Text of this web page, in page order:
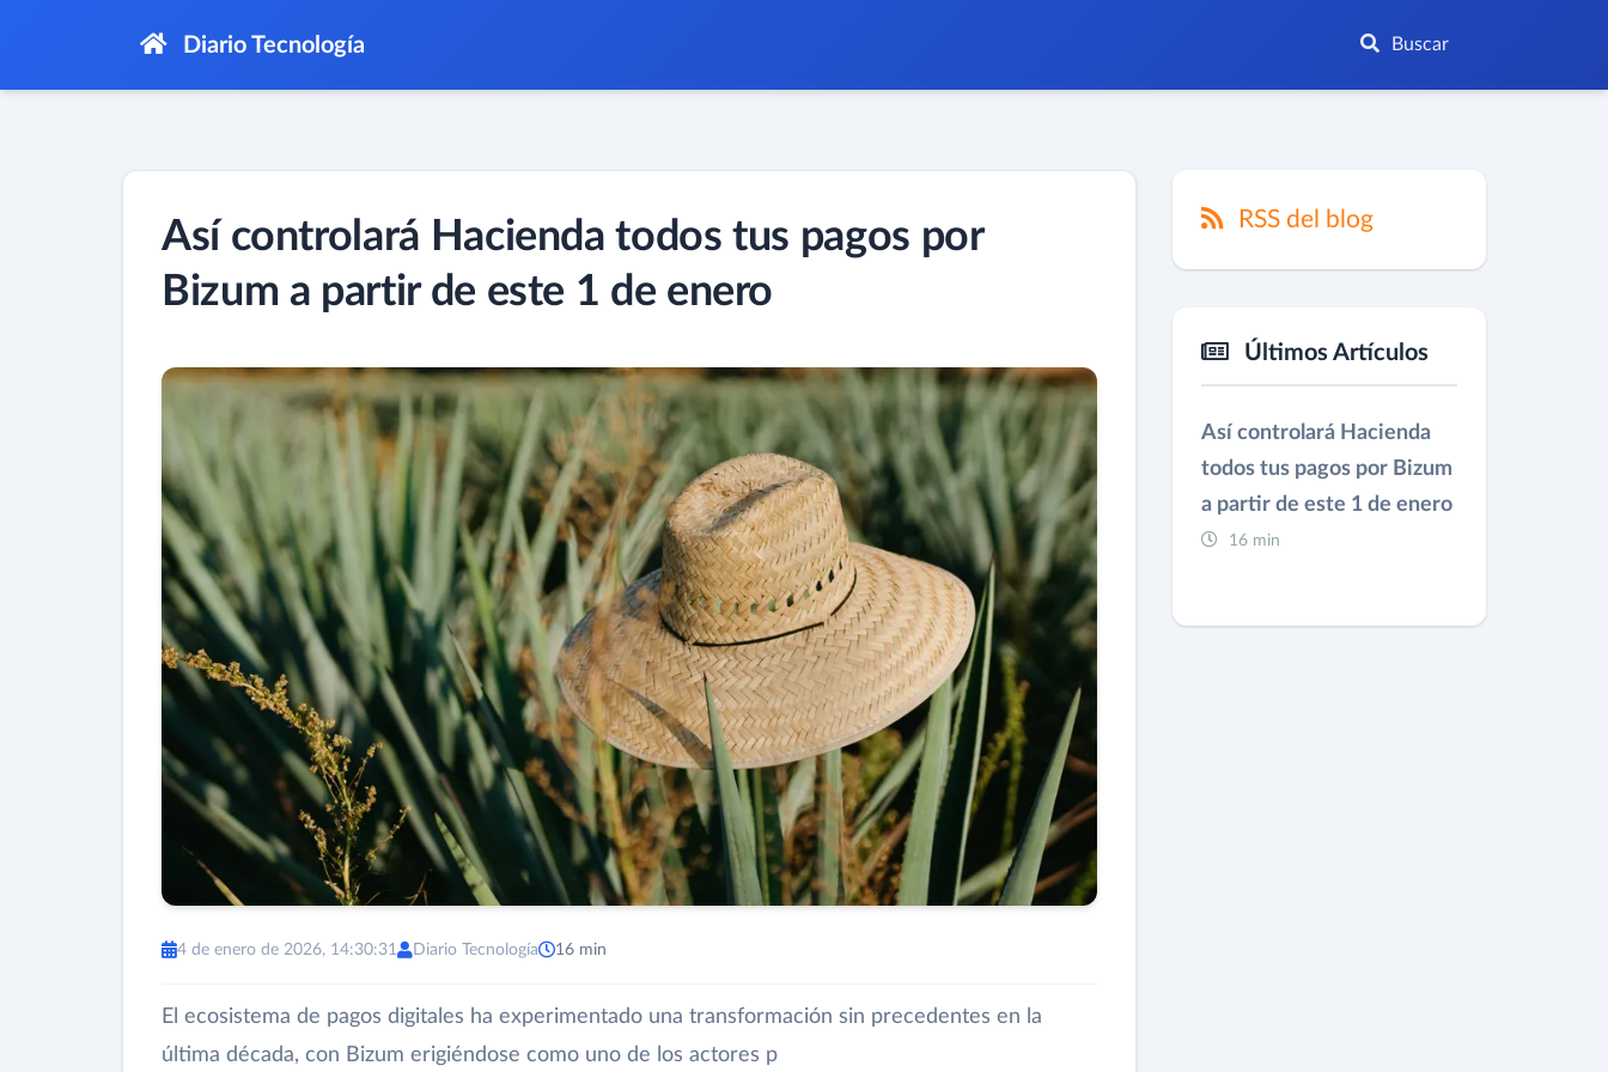
Diario Tecnología Buscar
Así controlará Hacienda todos tus pagos por
Bizum a partir de este 1 de enero
4 de enero de 2026, 14:30:31 Diario Tecnología 16 min
El ecosistema de pagos digitales ha experimentado una transformación sin precedentes en la
última década, con Bizum erigiéndose como uno de los actores p
RSS del blog
Últimos Artículos
Así controlará Hacienda
todos tus pagos por Bizum
a partir de este 1 de enero
16 min